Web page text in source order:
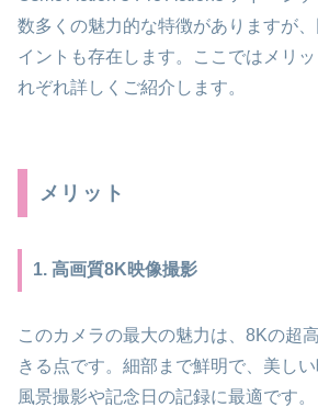
数多くの魅力的な特徴がありますが
イントも存在します。ここではメリ
れぞれ詳しくご紹介します。
メリット
1. 高画質8K映像撮影
このカメラの最大の魅力は、8Kの超
きる点です。細部まで鮮明で、美しい
風景撮影や記念日の記録に最適です。